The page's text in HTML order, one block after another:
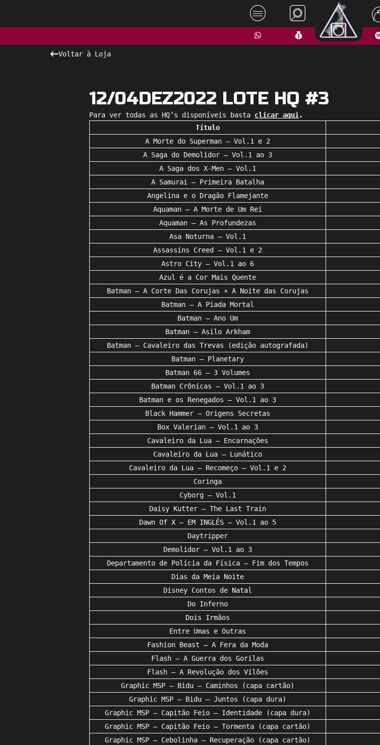
Voltar à Loja
12/04DEZ2022 LOTE HQ #3
Para ver todas as HQ’s disponíveis basta clicar aqui.
Título
A Morte do Superman – Vol.1 e 2
A Saga do Demolidor – Vol.1 ao 3
A Saga dos X-Men – Vol.1
A Samurai – Primeira Batalha
Angelina e o Dragão Flamejante
Aquaman – A Morte de Um Rei
Aquaman – As Profundezas
Asa Noturna – Vol.1
Assassins Creed – Vol.1 e 2
Astro City – Vol.1 ao 6
Azul é a Cor Mais Quente
Batman – A Corte Das Corujas + A Noite das Corujas
Batman – A Piada Mortal
Batman – Ano Um
Batman – Asilo Arkham
Batman – Cavaleiro das Trevas (edição autografada)
Batman – Planetary
Batman 66 – 3 Volumes
Batman Crônicas – Vol.1 ao 3
Batman e os Renegados – Vol.1 ao 3
Black Hammer – Origens Secretas
Box Valerian – Vol.1 ao 3
Cavaleiro da Lua – Encarnações
Cavaleiro da Lua – Lunático
Cavaleiro da Lua – Recomeço – Vol.1 e 2
Coringa
Cyborg – Vol.1
Daisy Kutter – The Last Train
Dawn Of X – EM INGLÊS – Vol.1 ao 5
Daytripper
Demolidor – Vol.1 ao 3
Departamento de Polícia da Física – Fim dos Tempos
Dias da Meia Noite
Disney Contos de Natal
Do Inferno
Dois Irmãos
Entre Umas e Outras
Fashion Beast – A Fera da Moda
Flash – A Guerra dos Gorilas
Flash – A Revolução dos Vilões
Graphic MSP – Bidu – Caminhos (capa cartão)
Graphic MSP – Bidu – Juntos (capa dura)
Graphic MSP – Capitão Feio – Identidade (capa dura)
Graphic MSP – Capitão Feio – Tormenta (capa cartão)
Graphic MSP – Cebolinha – Recuperação (capa cartão)